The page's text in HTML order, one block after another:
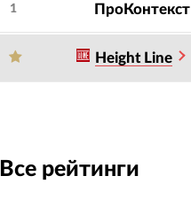
1 ПроКонтекст
Height Line
Все рейтинги